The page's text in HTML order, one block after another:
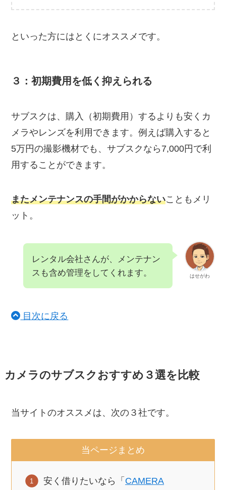
といった方にはとくにオススメです。
３：初期費用を低く抑えられる
サブスクは、購入（初期費用）するよりも安くカ
メラやレンズを利用できます。例えば購入すると
5万円の撮影機材でも、サブスクなら7,000円で利
用することができます。
またメンテナンスの手間がかからないこともメリ
ット。
はせがわ
レンタル会社さんが、メンテナン
スも含め管理をしてくれます。
目次に戻る
カメラのサブスクおすすめ３選を比較
当サイトのオススメは、次の３社です。
当ページまとめ
安く借りたいなら「 CAMERA